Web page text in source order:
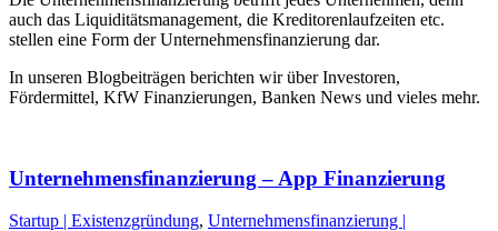
auch das Liquiditätsmanagement, die Kreditorenlaufzeiten etc.
stellen eine Form der Unternehmensfinanzierung dar.
In unseren Blogbeiträgen berichten wir über Investoren,
Fördermittel, KfW Finanzierungen, Banken News und vieles mehr.
Unternehmensfinanzierung – App Finanzierung
Startup | Existenzgründung, Unternehmensfinanzierung |